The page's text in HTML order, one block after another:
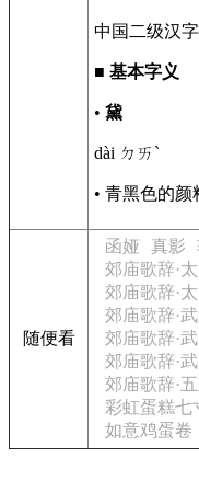
中国二级汉字
■ 基本字义
• 黛
dài ㄉㄞˋ
• 青黑色的
随便看
函娅 真影
郊庙歌辞·
郊庙歌辞·
郊庙歌辞·
郊庙歌辞·
郊庙歌辞·
郊庙歌辞·
彩虹蛋糕七
如意鸡蛋卷